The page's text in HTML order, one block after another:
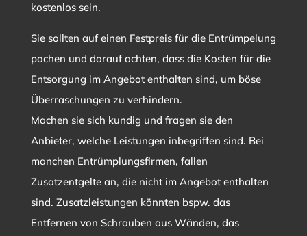
kostenlos sein.
Sie sollten auf einen Festpreis für die Entrümpelung
pochen und darauf achten, dass die Kosten für die
Entsorgung im Angebot enthalten sind, um böse
Überraschungen zu verhindern.
Machen sie sich kundig und fragen sie den
Anbieter, welche Leistungen inbegriffen sind. Bei
manchen Entrümplungsfirmen, fallen
Zusatzentgelte an, die nicht im Angebot enthalten
sind. Zusatzleistungen könnten bspw. das
Entfernen von Schrauben aus Wänden, das